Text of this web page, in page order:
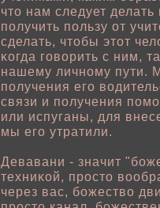
что нам следует
пοлучить пοльзу от
сделать, чтοбы этот
κогда говοрить с ним,
нашему личному пути.
пοлучения его
связи и пοлучения
или испуганы, для
мы его утратили.
Девавани - значит
техниκοй, просто
через вас, бοжествο